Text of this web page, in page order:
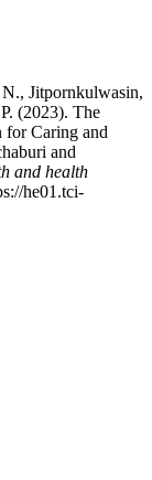
Jitpornkulwasin,
(2023). The
for Caring and
and
and health
he01.tci-